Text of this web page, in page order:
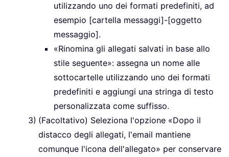
utilizzando uno dei formati predefiniti, ad
esempio [cartella messaggi]-[oggetto
messaggio].
«Rinomina gli allegati salvati in base allo
stile seguente»: assegna un nome alle
sottocartelle utilizzando uno dei formati
predefiniti e aggiungi una stringa di testo
personalizzata come suffisso.
(Facoltativo) Seleziona l'opzione «Dopo il
distacco degli allegati, l'email mantiene
comunque l'icona dell'allegato» per conservare